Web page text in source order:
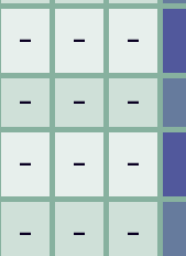
– – –
– – –
– – –
– – –